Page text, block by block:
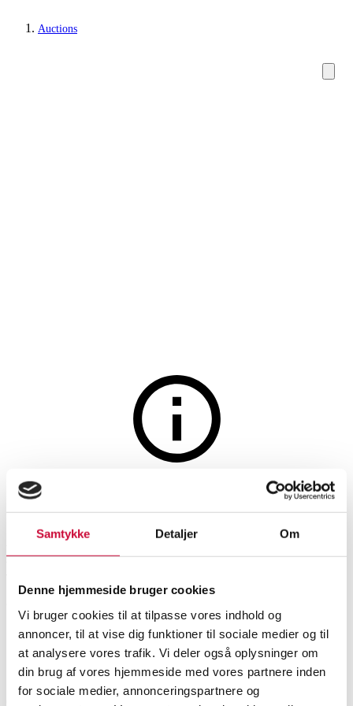
Samtykke Detaljer Om
Denne hjemmeside bruger cookies
Vi bruger cookies til at tilpasse vores indhold og
annoncer, til at vise dig funktioner til sociale medier og til
at analysere vores trafik. Vi deler også oplysninger om
din brug af vores hjemmeside med vores partnere inden
for sociale medier, annonceringspartnere og
Auctions
Necklaces, pendants
Ciemme. Heart-shaped
pendant of 14 kt. white gold
with brilliant-cut diamonds,
total approx. 0.66 ct.
SHOWROOMESTIMATEITEM NUMBER
6515614